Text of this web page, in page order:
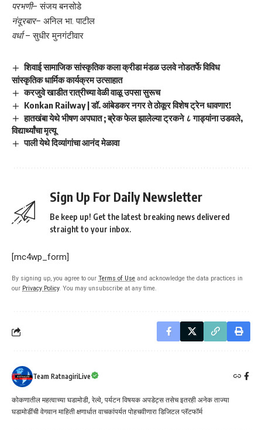
परभणी– संजय बनसोडे
नंदूरबार– अनिल भा. पाटील
वर्धा– सुधीर मुनगंटीवार
शिवाई सामाजिक सांस्कृतिक कला क्रीडा मंडळ उलवे नोडतर्फे विविध
सांस्कृतिक धार्मिक कार्यक्रम उत्साहात
करजुवे खाडीत रात्रीच्या वेळी वाळू उपसा सुरूच
Konkan Railway | डॉ. आंबेडकर नगर ते ठोकूर विशेष ट्रेन धावणार!
हातखंबा येथे भीषण अपघात ; ब्रेक फेल झालेल्या ट्रकने ८ गाड्यांना उडवले,
विद्यार्थ्यांचा मृत्यू
पाली येथे दिव्यांगांचा आनंद मेळावा
Sign Up For Daily Newsletter
Be keep up! Get the latest breaking news delivered
straight to your inbox.
[mc4wp_form]
By signing up, you agree to our Terms of Use and acknowledge the data practices in
our Privacy Policy. You may unsubscribe at any time.
Team RatnagiriLive
कोकणातील महत्वाच्या घडामोडी, रेल्वे, पर्यटन विषयक अपडेट्स तसेच इतरही अनेक ताज्या
घडामोडींची वेगवान माहिती क्षणार्धात वाचकांपर्यत पोहचवीणारा डिजिटल प्लॅटफॉर्म